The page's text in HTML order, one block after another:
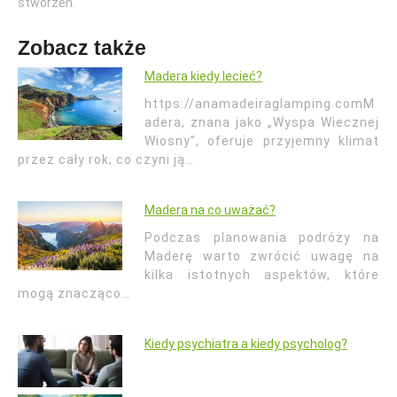
Zobacz także
Madera kiedy lecieć?
https://anamadeiraglamping.comM
adera, znana jako „Wyspa Wiecznej
Wiosny”, oferuje przyjemny klimat
przez cały rok, co czyni ją…
Madera na co uważać?
Podczas planowania podróży na
Maderę warto zwrócić uwagę na
kilka istotnych aspektów, które
mogą znacząco…
Kiedy psychiatra a kiedy psycholog?